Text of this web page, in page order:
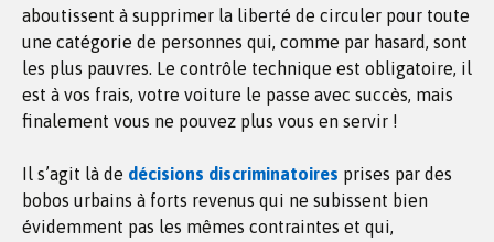
aboutissent à supprimer la liberté de circuler pour toute
une catégorie de personnes qui, comme par hasard, sont
les plus pauvres. Le contrôle technique est obligatoire, il
est à vos frais, votre voiture le passe avec succès, mais
finalement vous ne pouvez plus vous en servir !
Il s’agit là de décisions discriminatoires prises par des
bobos urbains à forts revenus qui ne subissent bien
évidemment pas les mêmes contraintes et qui,